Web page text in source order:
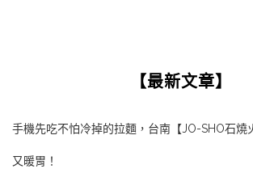
【最新文章】
手機先吃不怕冷掉的拉麵，台南【JO-SHO石燒
又暖胃！